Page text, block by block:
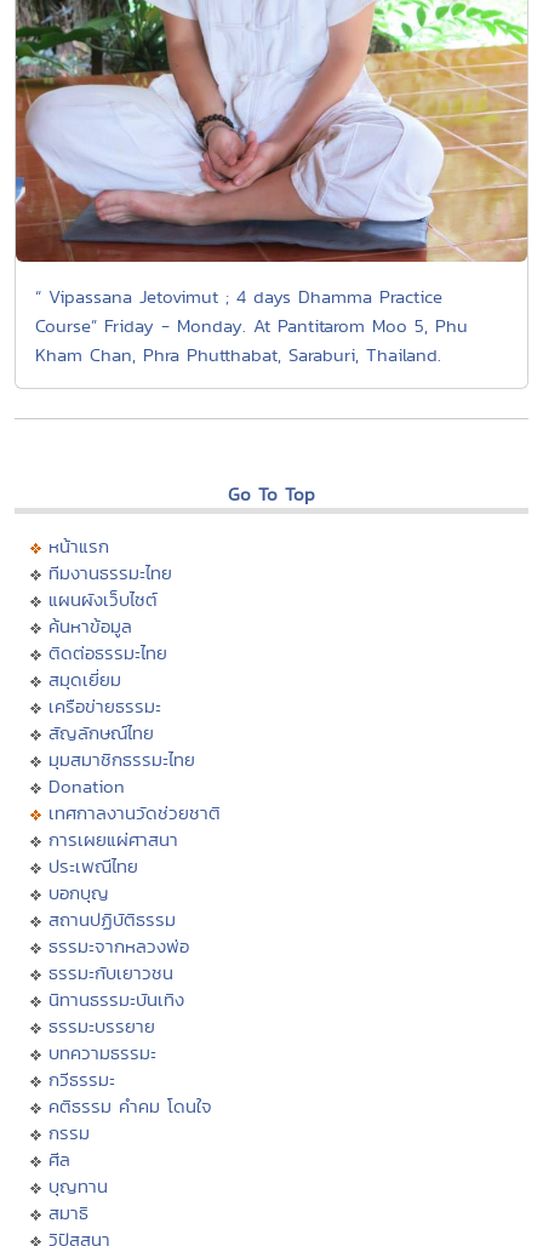
“ Vipassana Jetovimut ; 4 days Dhamma Practice
Course” Friday - Monday. At Pantitarom Moo 5, Phu
Kham Chan, Phra Phutthabat, Saraburi, Thailand.
Go To Top
หน้าแรก
ทีมงานธรรมะไทย
แผนผังเว็บไซต์
ค้นหาข้อมูล
ติดต่อธรรมะไทย
สมุดเยี่ยม
เครือข่ายธรรมะ
สัญลักษณ์ไทย
มุมสมาชิกธรรมะไทย
Donation
เทศกาลงานวัดช่วยชาติ
การเผยแผ่ศาสนา
ประเพณีไทย
บอกบุญ
สถานปฏิบัติธรรม
ธรรมะจากหลวงพ่อ
ธรรมะกับเยาวชน
นิทานธรรมะบันเทิง
ธรรมะบรรยาย
บทความธรรมะ
กวีธรรมะ
คติธรรม คำคม โดนใจ
กรรม
ศีล
บุญทาน
สมาธิ
วิปัสสนา